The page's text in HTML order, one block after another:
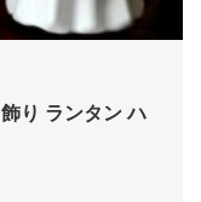
り ランタン ハ